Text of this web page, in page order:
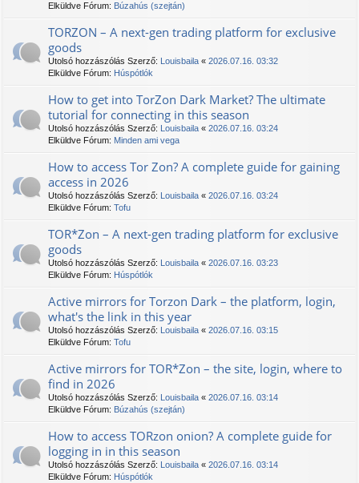
Elküldve Fórum: Búzahús (szejtán)
ТОRZON – A next-gen trading platform for exclusive
goods
Utolsó hozzászólás Szerző: Louisbaila « 2026.07.16. 03:32
Elküldve Fórum: Húspótlók
How to get into TorZon Dark Market? The ultimate
tutorial for connecting in this season
Utolsó hozzászólás Szerző: Louisbaila « 2026.07.16. 03:24
Elküldve Fórum: Minden ami vega
How to access Tor Zon? A complete guide for gaining
access in 2026
Utolsó hozzászólás Szerző: Louisbaila « 2026.07.16. 03:24
Elküldve Fórum: Tofu
TOR*Zon – A next-gen trading platform for exclusive
goods
Utolsó hozzászólás Szerző: Louisbaila « 2026.07.16. 03:23
Elküldve Fórum: Húspótlók
Active mirrors for Torzon Dark – the platform, login,
what's the link in this year
Utolsó hozzászólás Szerző: Louisbaila « 2026.07.16. 03:15
Elküldve Fórum: Tofu
Active mirrors for TOR*Zon – the site, login, where to
find in 2026
Utolsó hozzászólás Szerző: Louisbaila « 2026.07.16. 03:14
Elküldve Fórum: Búzahús (szejtán)
How to access TORzon onion? A complete guide for
logging in in this season
Utolsó hozzászólás Szerző: Louisbaila « 2026.07.16. 03:14
Elküldve Fórum: Húspótlók